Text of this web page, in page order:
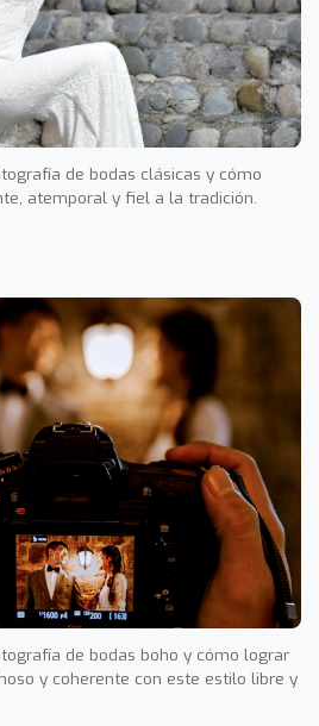
de bodas clásicas y cómo
atemporal y fiel a la tradición.
de bodas boho y cómo lograr
y coherente con este estilo libre y